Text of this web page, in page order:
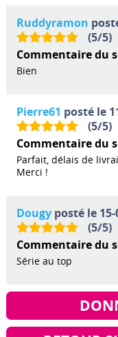
Ruddyramon
(5/5)
Commentaire du
Bien
Pierre61 posté le
(5/5)
Commentaire du
Parfait, délais de
Merci !
Dougyposté le 15-
(5/5)
Commentaire du
Série au top